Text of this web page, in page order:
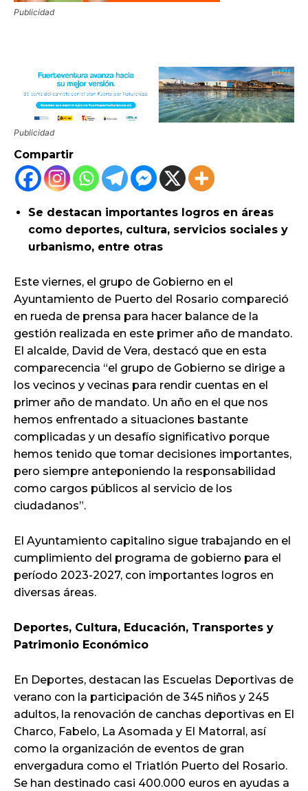
Publicidad
Publicidad
Compartir
Se destacan importantes logros en áreas
como deportes, cultura, servicios sociales y
urbanismo, entre otras
Este viernes, el grupo de Gobierno en el
Ayuntamiento de Puerto del Rosario compareció
en rueda de prensa para hacer balance de la
gestión realizada en este primer año de mandato.
El alcalde, David de Vera, destacó que en esta
comparecencia “el grupo de Gobierno se dirige a
los vecinos y vecinas para rendir cuentas en el
primer año de mandato. Un año en el que nos
hemos enfrentado a situaciones bastante
complicadas y un desafío significativo porque
hemos tenido que tomar decisiones importantes,
pero siempre anteponiendo la responsabilidad
como cargos públicos al servicio de los
ciudadanos”.
El Ayuntamiento capitalino sigue trabajando en el
cumplimiento del programa de gobierno para el
período 2023-2027, con importantes logros en
diversas áreas.
Deportes, Cultura, Educación, Transportes y
Patrimonio Económico
En Deportes, destacan las Escuelas Deportivas de
verano con la participación de 345 niños y 245
adultos, la renovación de canchas deportivas en El
Charco, Fabelo, La Asomada y El Matorral, así
como la organización de eventos de gran
envergadura como el Triatlón Puerto del Rosario.
Se han destinado casi 400.000 euros en ayudas a